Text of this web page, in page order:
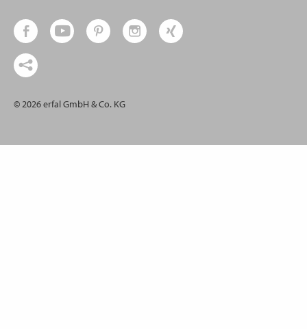
© 2026 erfal GmbH & Co. KG